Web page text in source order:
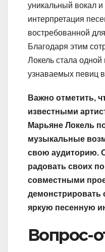
уникальный вокал
интерпретация
востребованной
Благодаря этим
Локель стала
узнаваемых певиц
Важно отметить,
известными
Марьяне Локель
музыкальные
свою аудиторию.
радовать своих
совместными
демонстрировать
яркую песенную
Вопрос-